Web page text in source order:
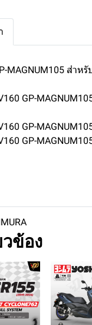
MAGNUM105 สำหรั
GP-
GP-
GP-
ข้อง